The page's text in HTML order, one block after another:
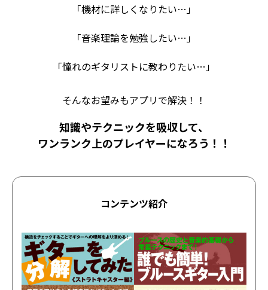
「機材に詳しくなりたい…」
「音楽理論を勉強したい…」
「憧れのギタリストに教わりたい…」
そんなお望みもアプリで解決！！
知識やテクニックを吸収して、
ワンランク上のプレイヤーになろう！！
コンテンツ紹介